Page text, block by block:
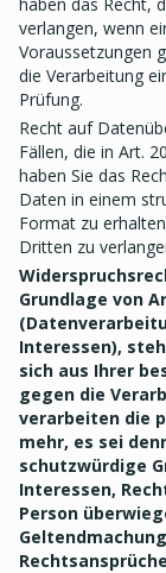
verlangen, wenn
Voraussetzungen
die Verarbeitung
Prüfung.
Recht auf
Fällen, die in Art.
haben Sie das
Daten in einem
Format zu
Dritten zu
Grundlage von
Interessen),
sich aus Ihrer
gegen die
verarbeiten die
mehr, es sei
schutzwürdige
Interessen,
Person